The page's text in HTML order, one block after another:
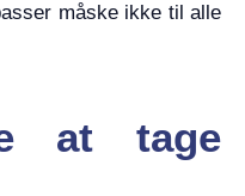
måske ikke til alle
at tage